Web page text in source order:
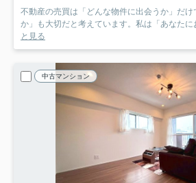
不動産の売買は「どんな物件に出会うか」だけ
か」も大切だと考えています。私は「あなたに
と見る
中古マンション